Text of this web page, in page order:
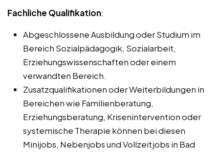
Fachliche Qualifikation:
Abgeschlossene Ausbildung oder Studium im
Bereich Sozialpädagogik, Sozialarbeit,
Erziehungswissenschaften oder einem
verwandten Bereich.
Zusatzqualifikationen oder Weiterbildungen in
Bereichen wie Familienberatung,
Erziehungsberatung, Krisenintervention oder
systemische Therapie können bei diesen
Minijobs, Nebenjobs und Vollzeitjobs in Bad